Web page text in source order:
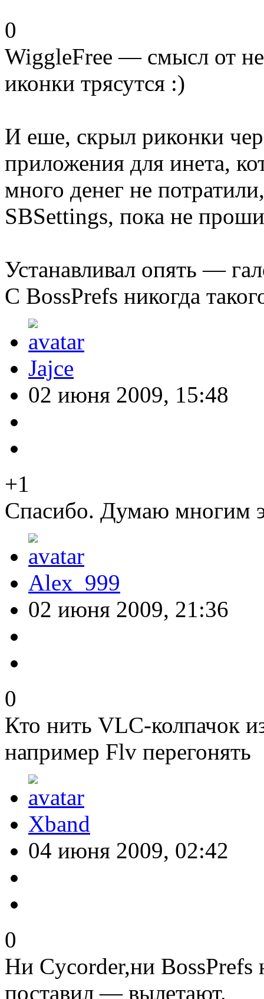
0
WiggleFree — смысл от
иконки трясутся :)
И еше, скрыл риконки
приложения для инета,
много денег не
SBSettings, пока не
Устанавливал опять —
С BossPrefs никогда
Jajce
02 июня 2009, 15:48
+1
Спасибо. Думаю многим
Alex_999
02 июня 2009, 21:36
0
Кто нить VLC-колпачок
например Flv перегонять
Xband
04 июня 2009, 02:42
0
Ни Cycorder,ни BossPrefs
поставил — вылетают.